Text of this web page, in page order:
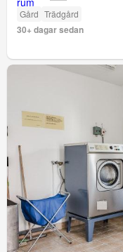
Gård Trädgård
30+ dagar sedan